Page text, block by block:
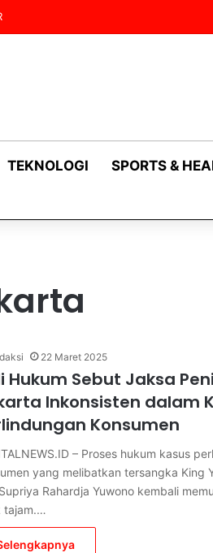
TEKNOLOGI SPORTS &
22 Maret 2025
Hukum Sebut Jaksa
Inkonsisten dalam
Konsumen
– Proses hukum kasus
yang melibatkan tersangka King
Rahardja Yuwono kembali
tajam.…